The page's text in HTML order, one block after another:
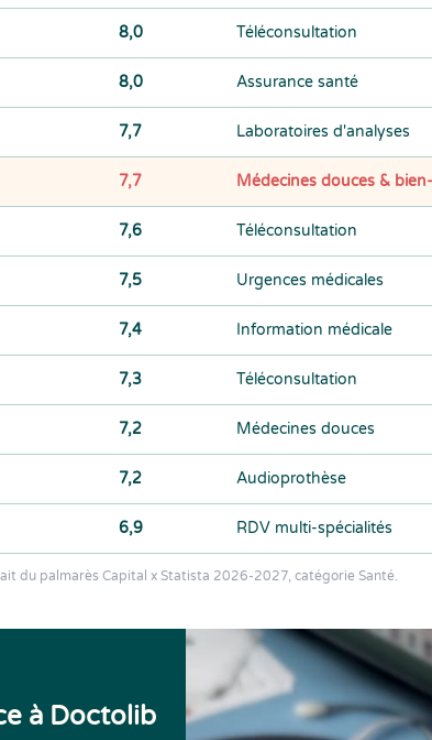
8,0 Téléconsultation
8,0 Assurance santé
7,7 Laboratoires d'analyses
7,7 Médecines douces &
7,6 Téléconsultation
7,5 Urgences médicales
7,4 Information médicale
7,3 Téléconsultation
7,2 Médecines douces
7,2 Audioprothèse
6,9 RDV multi-spécialités
du palmarès Capital x Statista 2026-2027, catégorie Santé.
à Doctolib